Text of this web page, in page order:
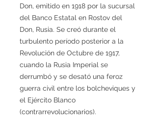
Don, emitido en 1918 por la sucursal
del Banco Estatal en Rostov del
Don, Rusia. Se creó durante el
turbulento período posterior a la
Revolución de Octubre de 1917,
cuando la Rusia Imperial se
derrumbó y se desató una feroz
guerra civil entre los bolcheviques y
el Ejército Blanco
(contrarrevolucionarios).